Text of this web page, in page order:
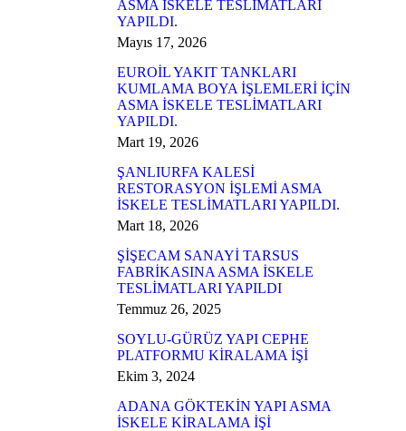
ASMA İSKELE TESLİMATLARI
YAPILDI.
Mayıs 17, 2026
EUROİL YAKIT TANKLARI
KUMLAMA BOYA İŞLEMLERİ İÇİN
ASMA İSKELE TESLİMATLARI
YAPILDI.
Mart 19, 2026
ŞANLIURFA KALESİ
RESTORASYON İŞLEMİ ASMA
İSKELE TESLİMATLARI YAPILDI.
Mart 18, 2026
ŞİŞECAM SANAYİ TARSUS
FABRİKASINA ASMA İSKELE
TESLİMATLARI YAPILDI
Temmuz 26, 2025
SOYLU-GÜRÜZ YAPI CEPHE
PLATFORMU KİRALAMA İŞİ
Ekim 3, 2024
ADANA GÖKTEKİN YAPI ASMA
İSKELE KİRALAMA İŞİ